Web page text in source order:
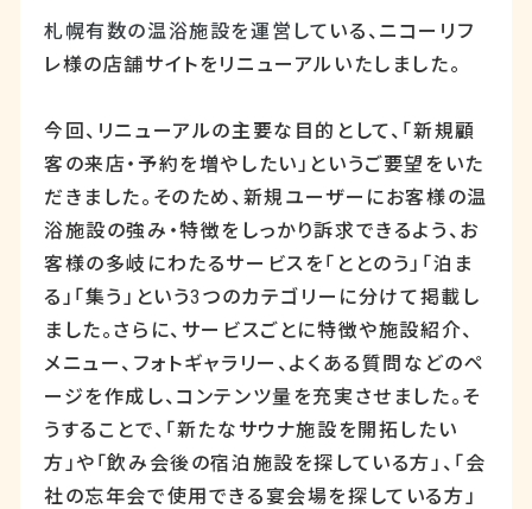
札幌有数の温浴施設を運営して いる、ニコーリフ
レ様の店舗サイトをリニューアルいたしました。
今回、リニューアルの主要な目的として、「新規顧
客の来店・予約を増やしたい」というご要望をいた
だきました。そのため、新規ユーザーにお客様の温
浴施設の強み・特徴をしっかり訴求できるよう、お
客様の多岐にわたるサービスを「ととのう」「泊ま
る」「集う」という3 つのカテゴリーに分けて掲載し
ました。さらに、サービスごとに特徴や施設紹介、
メニュー、フォトギャラリー、よくある質問などのペ
ージを作成し、コンテンツ量を充実させました。そ
うすることで、「新たなサウナ施設を開拓したい
方」や「飲み会後の宿泊施設を探している方」、「会
社の忘年会で使用できる宴会場を探している方」